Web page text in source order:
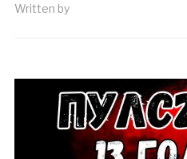
Written by